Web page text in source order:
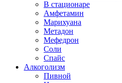
В стационаре
Амфетамин
Марихуана
Метадон
Мефедрон
Соли
Спайс
Алкоголизм
Пивной